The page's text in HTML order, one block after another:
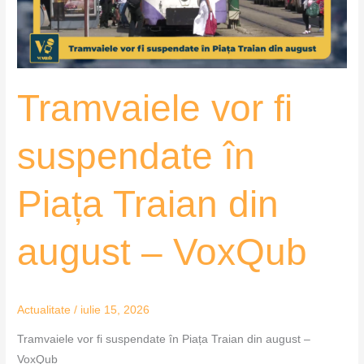
Tramvaiele vor fi
suspendate în
Piața Traian din
august – VoxQub
Actualitate / iulie 15, 2026
Tramvaiele vor fi suspendate în Piața Traian din august –
VoxQub
Traian
din
august
VoxQub